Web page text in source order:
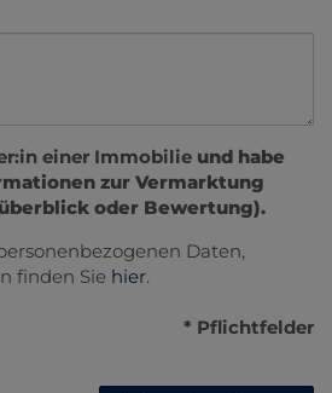
einer Immobilie und habe
zur Vermarktung
oder Bewertung).
Daten,
finden Sie hier.
* Pflichtfelder